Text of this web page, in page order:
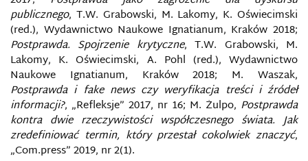
publicznego, T.W. Grabowski, M. Lakomy, K. Oświecimski
(red.), Wydawnictwo Naukowe Ignatianum, Kraków 2018;
Postprawda. Spojrzenie krytyczne, T.W. Grabowski, M.
Lakomy, K. Oświecimski, A. Pohl (red.), Wydawnictwo
Naukowe Ignatianum, Kraków 2018; M. Waszak,
Postprawda i fake news czy weryfikacja treści i źródeł
informacji?, „Refleksje” 2017, nr 16; M. Żulpo, Postprawda
kontra dwie rzeczywistości współczesnego świata. Jak
zredefiniować termin, który przestał cokolwiek znaczyć,
„Com.press” 2019, nr 2(1).
PIĄTA KOLUMNA W DOBIE INTERNETU
PODMORSKIE SIECI TELEKOMUNIKACYJNE
PODSŁUCH
POLITYKA BEZPIECZEŃSTWA INFORMACJI